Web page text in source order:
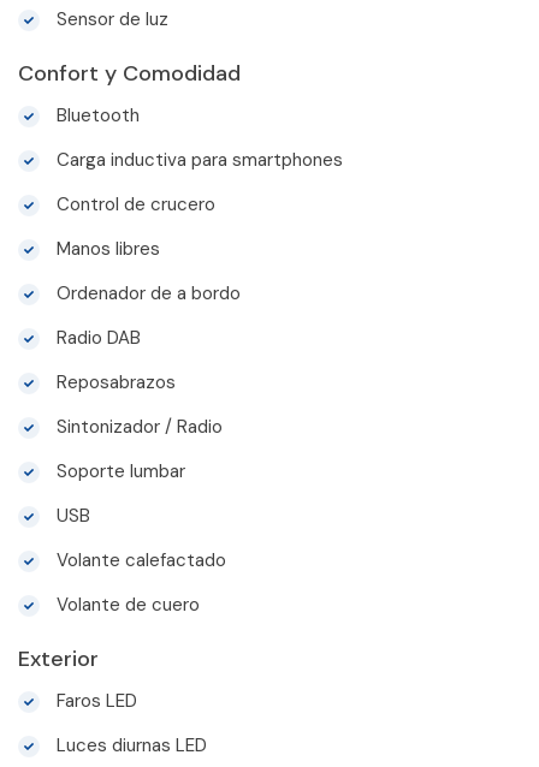
Sensor de luz
Confort y Comodidad
Bluetooth
Carga inductiva para smartphones
Control de crucero
Manos libres
Ordenador de a bordo
Radio DAB
Reposabrazos
Sintonizador / Radio
Soporte lumbar
USB
Volante calefactado
Volante de cuero
Exterior
Faros LED
Luces diurnas LED